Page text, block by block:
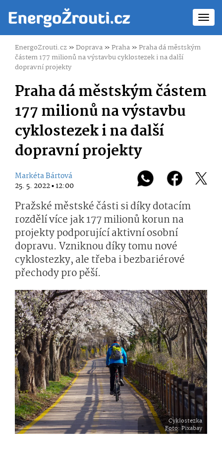
EnergoZrouti.cz»Doprava»Praha»Praha dá městským
částem 177 milionů na výstavbu cyklostezek i na další
dopravní projekty
Praha dá městským částem
177 milionů na výstavbu
cyklostezek i na další
dopravní projekty
Markéta Bártová
25. 5. 2022 ▪ 12:00
Pražské městské části si díky dotacím
rozdělí více jak 177 milionů korun na
projekty podporující aktivní osobní
dopravu. Vzniknou díky tomu nové
cyklostezky, ale třeba i bezbariérové
přechody pro pěší.
Cyklostezka
Foto: Pixabay